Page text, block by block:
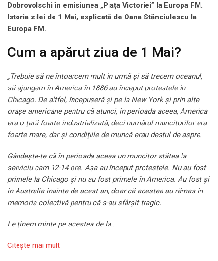
Dobrovolschi în emisiunea „Piața Victoriei” la Europa FM.
Istoria zilei de 1 Mai, explicată de Oana Stănciulescu la
Europa FM.
Cum a apărut ziua de 1 Mai?
„Trebuie să ne întoarcem mult în urmă și să trecem oceanul,
să ajungem în America în 1886 au început protestele în
Chicago. De altfel, începuseră și pe la New York și prin alte
orașe americane pentru că atunci, în perioada aceea, America
era o țară foarte industrializată, deci numărul muncitorilor era
foarte mare, dar și condițiile de muncă erau destul de aspre.
Gândește-te că în perioada aceea un muncitor stătea la
serviciu cam 12-14 ore. Așa au început protestele. Nu au fost
primele la Chicago și nu au fost primele în America. Au fost și
în Australia înainte de acest an, doar că acestea au rămas în
memoria colectivă pentru că s-au sfârșit tragic.
Le ținem minte pe acestea de la…
Citeşte mai mult